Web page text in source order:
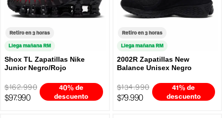
Retiro en 3 horas
Llega mañana RM
Shox TL Zapatillas Nike
Junior Negro/Rojo
$162.990
$97.990
40% de
descuento
Retiro en 3 horas
Llega mañana RM
2002R Zapatillas New
Balance Unisex Negro
$134.990
$79.990
41% de
descuento